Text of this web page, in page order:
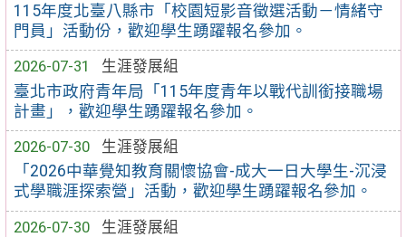
115年度北臺八縣市「校園短影音徵選活動－情緒守
門員」活動份，歡迎學生踴躍報名參加。
2026-07-31
生涯發展組
臺北市政府青年局「115年度青年以戰代訓銜接職場
計畫」，歡迎學生踴躍報名參加。
2026-07-30
生涯發展組
「2026中華覺知教育關懷協會-成大一日大學生-沉浸
式學職涯探索營」活動，歡迎學生踴躍報名參加。
2026-07-30
生涯發展組